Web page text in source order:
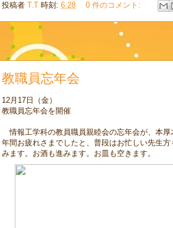
投稿者 T.T 時刻: 6:28 0 件のコメント:
教職員忘年会
12月17日（金）
教職員忘年会を開催
情報工学科の教員職員親睦会の忘年会が、本
年間お疲れさまでしたと、普段はお忙しい先生
みます。お酒も進みます。お皿も空きます。